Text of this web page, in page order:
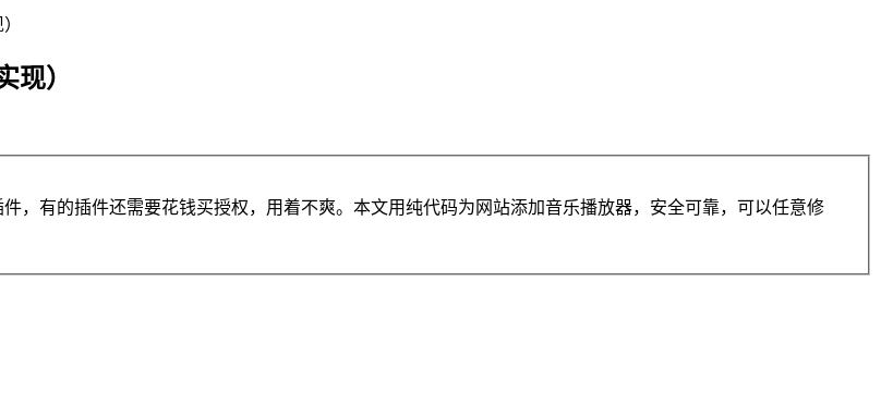
现）
，有的插件还需要花钱买授权，用着不爽。本文用纯代码为网站添加音乐播放器，安全可靠，可以任意修